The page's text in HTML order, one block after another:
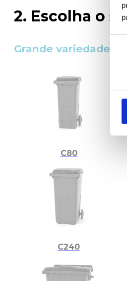
2. Escolha o
Grande variedade
C80
C240